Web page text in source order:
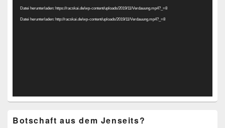
Datei herunterladen: https://racskai.de/wp-content/uploads/2019/11/Verdauung.mp4?_=8
Datei herunterladen: http://racskai.de/wp-content/uploads/2019/11/Verdauung.mp4?_=8
Botschaft aus dem Jenseits?